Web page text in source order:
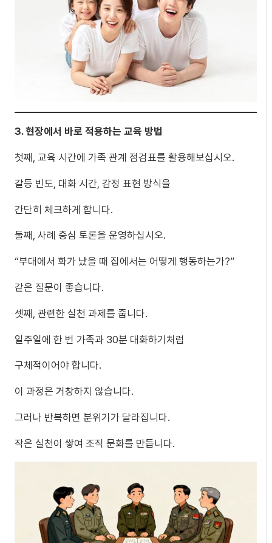
3.현장에서 바로 적용하는 교육 방법
첫째, 교육 시간에 가족 관계 점검표를 활용해보십시오.
갈등 빈도, 대화 시간, 감정 표현 방식을
간단히 체크하게 합니다.
둘째, 사례 중심 토론을 운영하십시오.
“부대에서 화가 났을 때 집에서는 어떻게 행동하는가?”
같은 질문이 좋습니다.
셋째, 관련한 실천 과제를 줍니다.
일주일에 한 번 가족과 30분 대화하기처럼
구체적이어야 합니다.
이 과정은 거창하지 않습니다.
그러나 반복하면 분위기가 달라집니다.
작은 실천이 쌓여 조직 문화를 만듭니다.